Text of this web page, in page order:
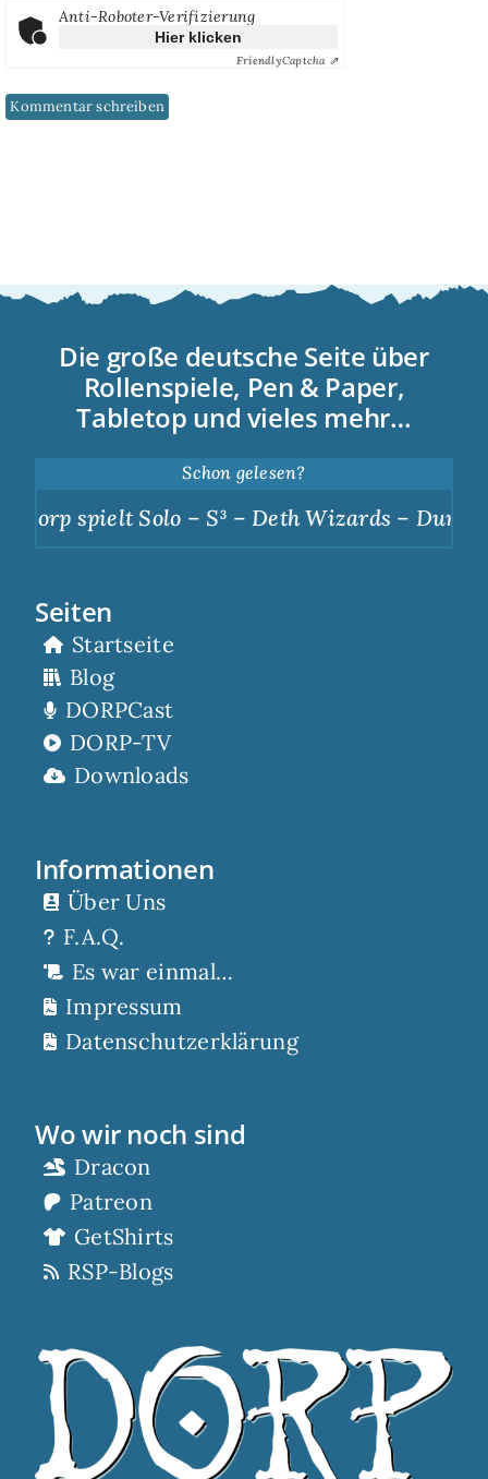
Anti-Roboter-Verifizierung
Hier klicken
FriendlyCaptcha ⇗
Die große deutsche Seite über
Rollenspiele, Pen & Paper,
Tabletop und vieles mehr…
Schon gelesen?
spielt Solo – S³ – Deth Wizards – Dunkle
Seiten
Startseite
Blog
DORPCast
DORP-TV
Downloads
Informationen
Über Uns
F.A.Q.
Es war einmal…
Impressum
Datenschutzerklärung
Wo wir noch sind
Dracon
Patreon
GetShirts
RSP-Blogs